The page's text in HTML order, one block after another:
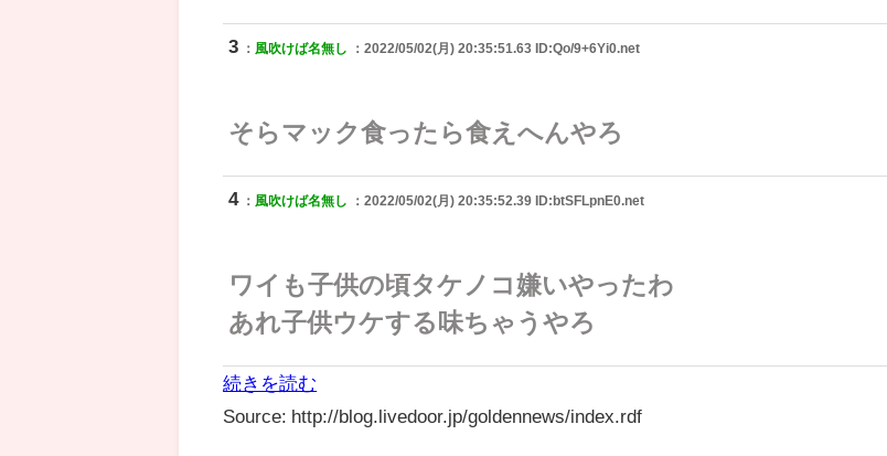
3 ： 風吹けば名無し ：2022/05/02(月) 20:35:51.63 ID:Qo/9+6Yi0.net
そらマック食ったら食えへんやろ
4： 風吹けば名無し ：2022/05/02(月) 20:35:52.39 ID:btSFLpnE0.net
ワイも子供の頃タケノコ嫌いやったわ
あれ子供ウケする味ちゃうやろ
続きを読む
Source: http://blog.livedoor.jp/goldennews/index.rdf